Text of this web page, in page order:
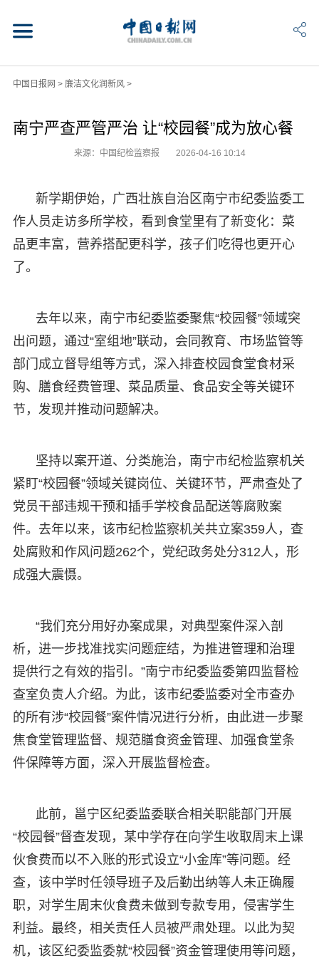
中国日报网 > 廉洁文化润新风>
南宁严查严管严治 让“校园餐”成为放心餐
来源：中国纪检监察报 2026-04-16 10:14
新学期伊始，广西壮族自治区南宁市纪委监委工
作人员走访多所学校，看到食堂里有了新变化：菜
品更丰富，营养搭配更科学，孩子们吃得也更开心
了。
去年以来，南宁市纪委监委聚焦“校园餐”领域突
出问题，通过“室组地”联动，会同教育、市场监管等
部门成立督导组等方式，深入排查校园食堂食材采
购、膳食经费管理、菜品质量、食品安全等关键环
节，发现并推动问题解决。
坚持以案开道、分类施治，南宁市纪检监察机关
紧盯“校园餐”领域关键岗位、关键环节，严肃查处了
党员干部违规干预和插手学校食品配送等腐败案
件。去年以来，该市纪检监察机关共立案359人，查
处腐败和作风问题262个，党纪政务处分312人，形
成强大震慑。
“我们充分用好办案成果，对典型案件深入剖
析，进一步找准找实问题症结，为推进管理和治理
提供行之有效的指引。”南宁市纪委监委第四监督检
查室负责人介绍。为此，该市纪委监委对全市查办
的所有涉“校园餐”案件情况进行分析，由此进一步聚
焦食堂管理监督、规范膳食资金管理、加强食堂条
件保障等方面，深入开展监督检查。
此前，邕宁区纪委监委联合相关职能部门开展
“校园餐”督查发现，某中学存在向学生收取周末上课
伙食费而以不入账的形式设立“小金库”等问题。经
查，该中学时任领导班子及后勤出纳等人未正确履
职，对学生周末伙食费未做到专款专用，侵害学生
利益。最终，相关责任人员被严肃处理。以此为契
机，该区纪委监委就“校园餐”资金管理使用等问题，